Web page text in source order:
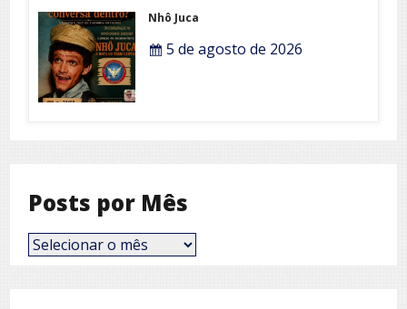
Nhô Juca
5 de agosto de 2026
Posts por Mês
Posts
por